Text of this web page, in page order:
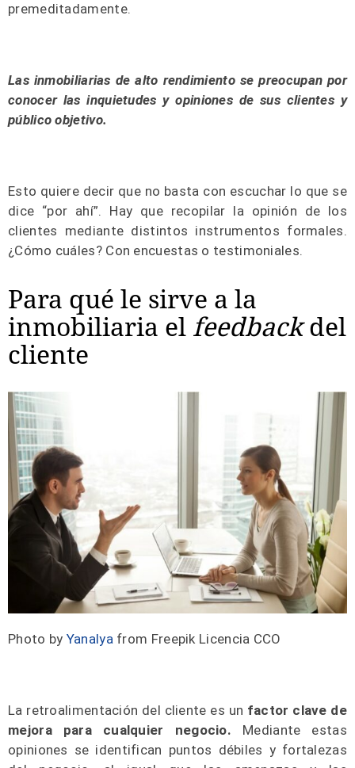
premeditadamente.
Las inmobiliarias de alto rendimiento se preocupan por
conocer las inquietudes y opiniones de sus clientes y
público objetivo.
Esto quiere decir que no basta con escuchar lo que se
dice “por ahí”. Hay que recopilar la opinión de los
clientes mediante distintos instrumentos formales.
¿Cómo cuáles? Con encuestas o testimoniales.
Para qué le sirve a la
inmobiliaria el feedbackdel
cliente
Photo by Yanalyafrom Freepik Licencia CCO
La retroalimentación del cliente es un factor clave de
mejora para cualquier negocio. Mediante estas
opiniones se identifican puntos débiles y fortalezas